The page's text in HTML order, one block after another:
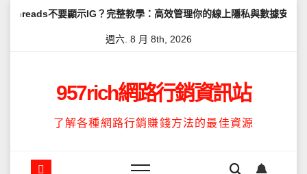
IG？完整教學：高效管理你的線上隱私與數據安全 怎麼讓
週六. 8 月 8th, 2026
957rich網路行銷資訊站
了解各種網路行銷賺錢方法的最佳資源